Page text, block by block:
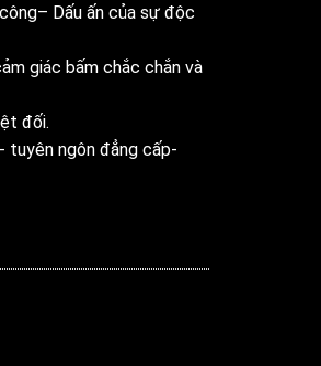
Dấu ấn của sự độc
giác bấm chắc chắn và
đối.
tuyên ngôn đẳng cấp-